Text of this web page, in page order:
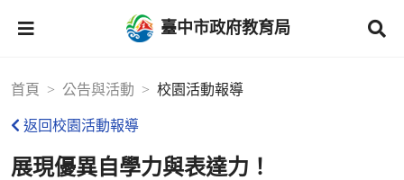
臺中市政府教育局
首頁 公告與活動 校園活動報導
返回校園活動報導
展現優異自學力與表達力！